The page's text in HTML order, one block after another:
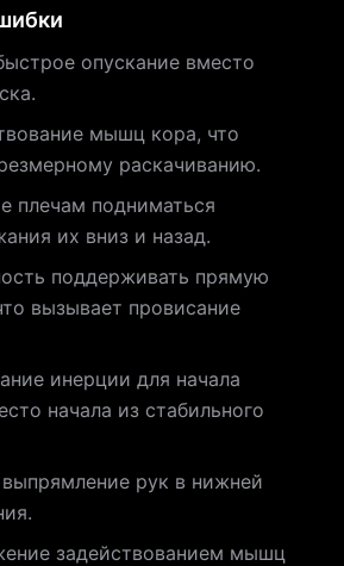
опускание вместо
мышц кора, что
раскачиванию.
плечам подниматься
их вниз и назад.
поддерживать прямую
вызывает провисание
инерции для начала
начала из стабильного
рук в нижней
задействованием мышц